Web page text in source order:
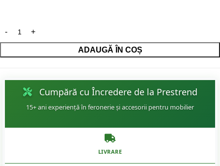
ADAUGĂ ÎN COȘ
Cumpără cu Încredere de la Prestrend
15+ ani experiență în feronerie și accesorii pentru mobilier
LIVRARE